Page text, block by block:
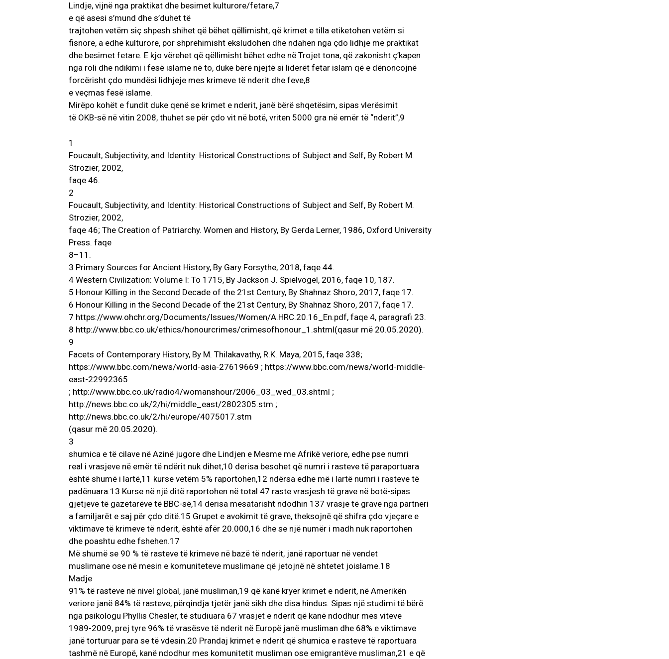
Lindje, vijnë nga praktikat dhe besimet kulturore/fetare,7
e që asesi s’mund dhe s’duhet të
trajtohen vetëm siç shpesh shihet që bëhet qëllimisht, që krimet e tilla etiketohen vetëm si
fisnore, a edhe kulturore, por shprehimisht eksludohen dhe ndahen nga çdo lidhje me praktikat
dhe besimet fetare. E kjo vërehet që qëllimisht bëhet edhe në Trojet tona, që zakonisht ç’kapen
nga roli dhe ndikimi i fesë islame në to, duke bërë njejtë si liderët fetar islam që e dënoncojnë
forcërisht çdo mundësi lidhjeje mes krimeve të nderit dhe feve,8
e veçmas fesë islame.
Mirëpo kohët e fundit duke qenë se krimet e nderit, janë bërë shqetësim, sipas vlerësimit
të OKB-së në vitin 2008, thuhet se për çdo vit në botë, vriten 5000 gra në emër të “nderit”,9
1
Foucault, Subjectivity, and Identity: Historical Constructions of Subject and Self, By Robert M.
Strozier, 2002,
faqe 46.
2
Foucault, Subjectivity, and Identity: Historical Constructions of Subject and Self, By Robert M.
Strozier, 2002,
faqe 46; The Creation of Patriarchy. Women and History, By Gerda Lerner, 1986, Oxford University
Press. faqe
8–11.
3 Primary Sources for Ancient History, By Gary Forsythe, 2018, faqe 44.
4 Western Civilization: Volume I: To 1715, By Jackson J. Spielvogel, 2016, faqe 10, 187.
5 Honour Killing in the Second Decade of the 21st Century, By Shahnaz Shoro, 2017, faqe 17.
6 Honour Killing in the Second Decade of the 21st Century, By Shahnaz Shoro, 2017, faqe 17.
7 https://www.ohchr.org/Documents/Issues/Women/A.HRC.20.16_En.pdf, faqe 4, paragrafi 23.
8 http://www.bbc.co.uk/ethics/honourcrimes/crimesofhonour_1.shtml(qasur më 20.05.2020).
9
Facets of Contemporary History, By M. Thilakavathy, R.K. Maya, 2015, faqe 338;
https://www.bbc.com/news/world-asia-27619669 ; https://www.bbc.com/news/world-middle-
east-22992365
; http://www.bbc.co.uk/radio4/womanshour/2006_03_wed_03.shtml ;
http://news.bbc.co.uk/2/hi/middle_east/2802305.stm ;
http://news.bbc.co.uk/2/hi/europe/4075017.stm
(qasur më 20.05.2020).
3
shumica e të cilave në Azinë jugore dhe Lindjen e Mesme me Afrikë veriore, edhe pse numri
real i vrasjeve në emër të ndërit nuk dihet,10 derisa besohet që numri i rasteve të paraportuara
është shumë i lartë,11 kurse vetëm 5% raportohen,12 ndërsa edhe më i lartë numri i rasteve të
padënuara.13 Kurse në një ditë raportohen në total 47 raste vrasjesh të grave në botë-sipas
gjetjeve të gazetarëve të BBC-së,14 derisa mesatarisht ndodhin 137 vrasje të grave nga partneri
a familjarët e saj për çdo ditë.15 Grupet e avokimit të grave, theksojnë që shifra çdo vjeçare e
viktimave të krimeve të nderit, është afër 20.000,16 dhe se një numër i madh nuk raportohen
dhe poashtu edhe fshehen.17
Më shumë se 90 % të rasteve të krimeve në bazë të nderit, janë raportuar në vendet
muslimane ose në mesin e komuniteteve muslimane që jetojnë në shtetet joislame.18
Madje
91% të rasteve në nivel global, janë musliman,19 që kanë kryer krimet e nderit, në Amerikën
veriore janë 84% të rasteve, përqindja tjetër janë sikh dhe disa hindus. Sipas një studimi të bërë
nga psikologu Phyllis Chesler, të studiuara 67 vrasjet e nderit që kanë ndodhur mes viteve
1989-2009, prej tyre 96% të vrasësve të nderit në Europë janë musliman dhe 68% e viktimave
janë torturuar para se të vdesin.20 Prandaj krimet e nderit që shumica e rasteve të raportuara
tashmë në Europë, kanë ndodhur mes komunitetit musliman ose emigrantëve musliman,21 e që